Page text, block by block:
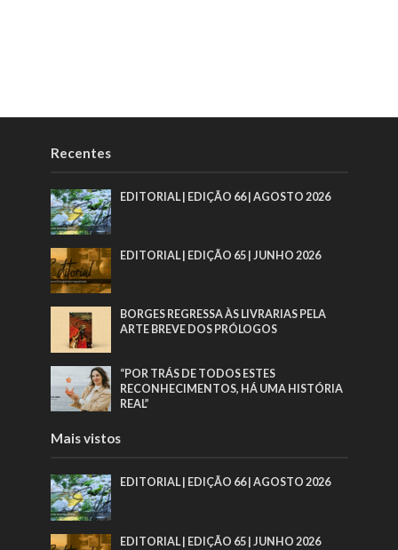
Recentes
EDITORIAL | EDIÇÃO 66 | AGOSTO 2026
EDITORIAL | EDIÇÃO 65 | JUNHO 2026
BORGES REGRESSA ÀS LIVRARIAS PELA
ARTE BREVE DOS PRÓLOGOS
“POR TRÁS DE TODOS ESTES
RECONHECIMENTOS, HÁ UMA HISTÓRIA
REAL”
Mais vistos
EDITORIAL | EDIÇÃO 66 | AGOSTO 2026
EDITORIAL | EDIÇÃO 65 | JUNHO 2026